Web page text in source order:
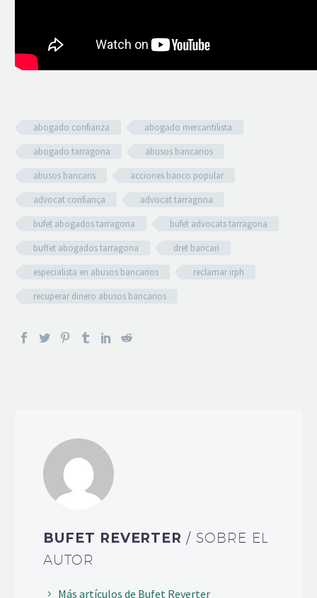
abogado confianza
abogado mercantilista
abogado tarragona
abusos bancarios
abusos bancaris
acciones banco popular
advocat confiança
advocat tarragona
bufet abogados tarragona
bufet advocats tarragona
buffet abogados tarragona
dret bancari
especialista en abusos bancarios
reclamar irph
recuperar dinero abusos bancarios
BUFET REVERTER / SOBRE EL
AUTOR
Más artículos de Bufet Reverter